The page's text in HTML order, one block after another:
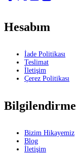
Hesabım
İade Politikası
Teslimat
İletişim
Çerez Politikası
Bilgilendirme
Bizim Hikayemiz
Blog
İletişim